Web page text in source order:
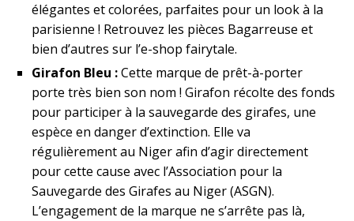
élégantes et colorées, parfaites pour un look à la
parisienne ! Retrouvez les pièces Bagarreuse et
bien d’autres sur l’e-shop fairytale.
Girafon Bleu :Cette marque de prêt-à-porter
porte très bien son nom ! Girafon récolte des fonds
pour participer à la sauvegarde des girafes, une
espèce en danger d’extinction. Elle va
régulièrement au Niger afin d’agir directement
pour cette cause avec l’Association pour la
Sauvegarde des Girafes au Niger (ASGN).
L’engagement de la marque ne s’arrête pas là,